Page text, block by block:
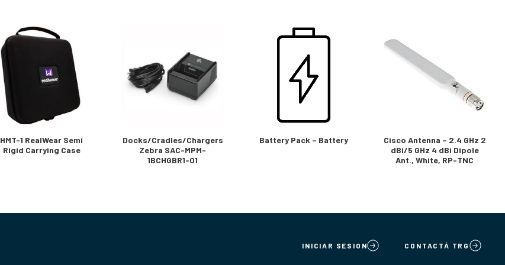
HMT-1 RealWear Semi
Rigid Carrying Case
Docks/Cradles/Chargers
Zebra SAC-MPM-
1BCHGBR1-01
Battery Pack – Battery
Cisco Antenna – 2.4 GHz 2
dBi/5 GHz 4 dBi Dipole
Ant., White, RP-TNC
INICIAR SESION CONTACTÁ TRG